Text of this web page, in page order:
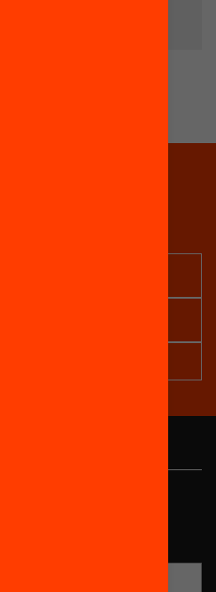
han triat Equitat. Rep
per millorar la